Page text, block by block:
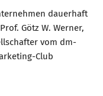
dauerhaft
Götz W. Werner,
vom dm-
Club